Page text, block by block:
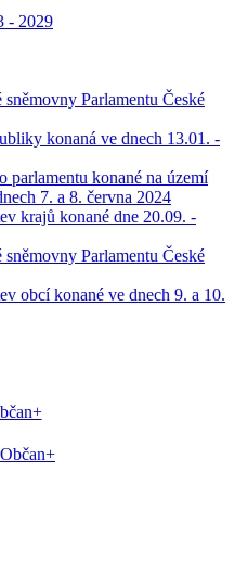
- 2029
Parlamentu České
konaná ve dnech 13.01. -
parlamentu konané na území
7. a 8. června 2024
krajů konané dne 20.09. -
Parlamentu České
obcí konané ve dnech 9. a 10.